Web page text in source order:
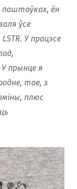
паштоўках, ён
ўсе
У працэсе
прынце я
тое, з
плюс